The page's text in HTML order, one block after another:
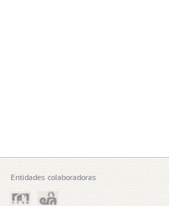
Entidades colaboradoras